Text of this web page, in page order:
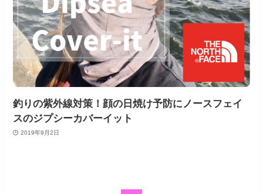
釣りの紫外線対策！顔の日焼け予防にノースフェイ
スのジプシーカバーイット
2019年9月2日